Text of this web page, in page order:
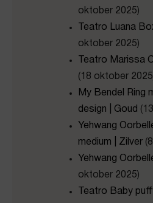
oktober 2025)
Teatro Luana
oktober 2025)
Teatro Marissa
(18 oktober
My Bendel Ring
design | Goud
Yehwang
medium | Zilver
Yehwang
oktober 2025)
Teatro Baby